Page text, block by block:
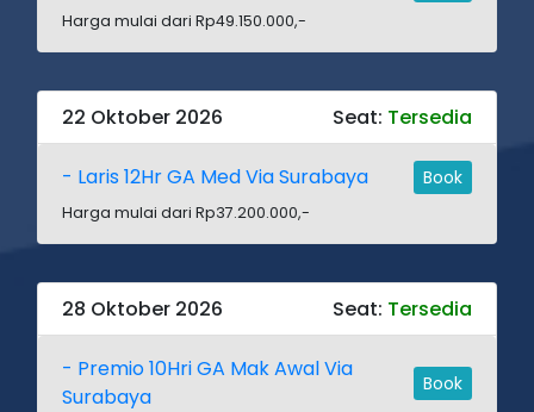
Harga mulai dari Rp49.150.000,-
22 Oktober 2026 Seat: Tersedia
- Laris 12Hr GA Med Via Surabaya Book
Harga mulai dari Rp37.200.000,-
28 Oktober 2026 Seat: Tersedia
- Premio 10Hri GA Mak Awal Via
Surabaya
Book